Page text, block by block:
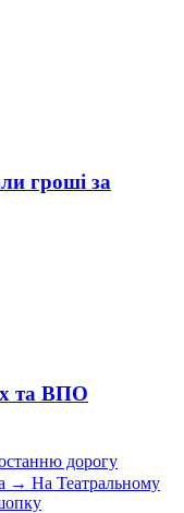
гроші за
та ВПО
дорогу
→ На Театральному